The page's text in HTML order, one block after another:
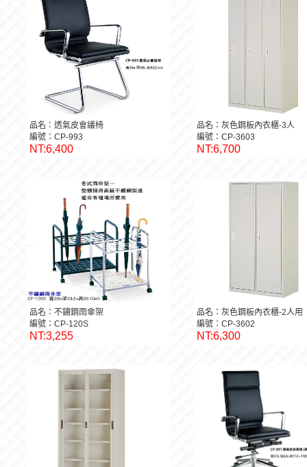
品名：透氣皮會議椅
編號：CP-993
NT:6,400
品名：灰色鋼板內衣櫃-3人
編號：CP-3603
NT:6,700
品名：不鏽鋼雨傘架
編號：CP-120S
NT:3,255
品名：灰色鋼板內衣櫃-2人用
編號：CP-3602
NT:6,300